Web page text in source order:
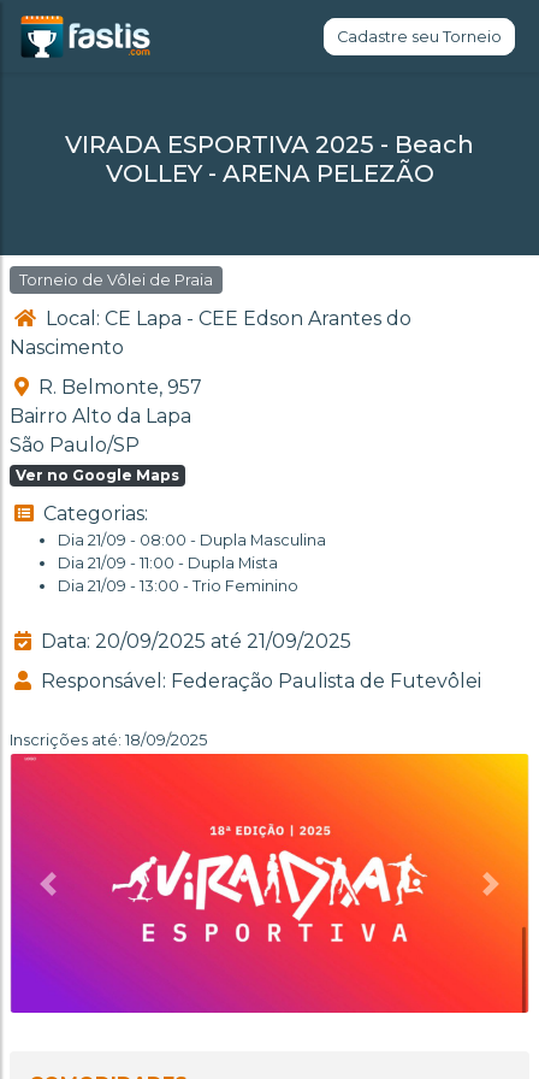
Cadastre seu Torneio
VIRADA ESPORTIVA 2025 - Beach
VOLLEY - ARENA PELEZÃO
Torneio de Vôlei de Praia
Local: CE Lapa - CEE Edson Arantes do
Nascimento
R. Belmonte, 957
Bairro Alto da Lapa
São Paulo/SP
Ver no Google Maps
Categorias:
Dia 21/09 - 08:00 - Dupla Masculina
Dia 21/09 - 11:00 - Dupla Mista
Dia 21/09 - 13:00 - Trio Feminino
Data: 20/09/2025 até 21/09/2025
Responsável: Federação Paulista de Futevôlei
Inscrições até: 18/09/2025
Anterior